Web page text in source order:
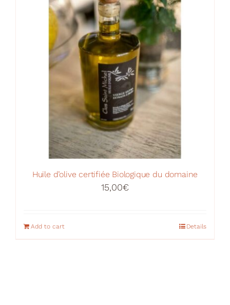
Huile d’olive certifiée Biologique du domaine
15,00€
Add to cart Details